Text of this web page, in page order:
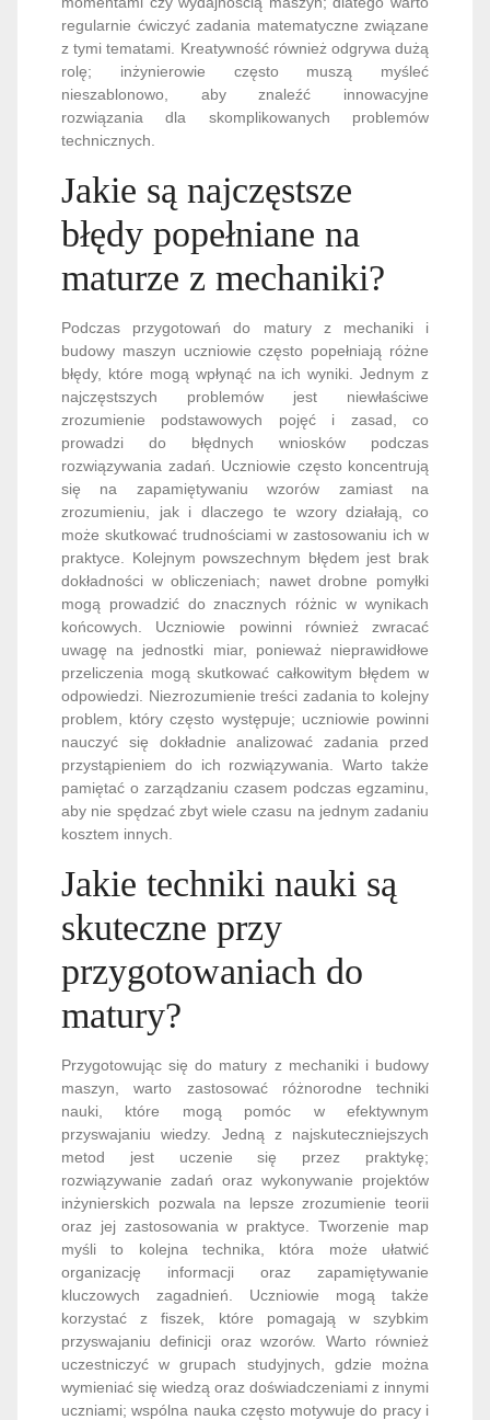
regularnie ćwiczyć zadania matematyczne związane
z tymi tematami. Kreatywność również odgrywa dużą
rolę; inżynierowie często muszą myśleć
nieszablonowo, aby znaleźć innowacyjne
rozwiązania dla skomplikowanych problemów
technicznych.
Jakie są najczęstsze
błędy popełniane na
maturze z mechaniki?
Podczas przygotowań do matury z mechaniki i
budowy maszyn uczniowie często popełniają różne
błędy, które mogą wpłynąć na ich wyniki. Jednym z
najczęstszych problemów jest niewłaściwe
zrozumienie podstawowych pojęć i zasad, co
prowadzi do błędnych wniosków podczas
rozwiązywania zadań. Uczniowie często koncentrują
się na zapamiętywaniu wzorów zamiast na
zrozumieniu, jak i dlaczego te wzory działają, co
może skutkować trudnościami w zastosowaniu ich w
praktyce. Kolejnym powszechnym błędem jest brak
dokładności w obliczeniach; nawet drobne pomyłki
mogą prowadzić do znacznych różnic w wynikach
końcowych. Uczniowie powinni również zwracać
uwagę na jednostki miar, ponieważ nieprawidłowe
przeliczenia mogą skutkować całkowitym błędem w
odpowiedzi. Niezrozumienie treści zadania to kolejny
problem, który często występuje; uczniowie powinni
nauczyć się dokładnie analizować zadania przed
przystąpieniem do ich rozwiązywania. Warto także
pamiętać o zarządzaniu czasem podczas egzaminu,
aby nie spędzać zbyt wiele czasu na jednym zadaniu
kosztem innych.
Jakie techniki nauki są
skuteczne przy
przygotowaniach do
matury?
Przygotowując się do matury z mechaniki i budowy
maszyn, warto zastosować różnorodne techniki
nauki, które mogą pomóc w efektywnym
przyswajaniu wiedzy. Jedną z najskuteczniejszych
metod jest uczenie się przez praktykę;
rozwiązywanie zadań oraz wykonywanie projektów
inżynierskich pozwala na lepsze zrozumienie teorii
oraz jej zastosowania w praktyce. Tworzenie map
myśli to kolejna technika, która może ułatwić
organizację informacji oraz zapamiętywanie
kluczowych zagadnień. Uczniowie mogą także
korzystać z fiszek, które pomagają w szybkim
przyswajaniu definicji oraz wzorów. Warto również
uczestniczyć w grupach studyjnych, gdzie można
wymieniać się wiedzą oraz doświadczeniami z innymi
uczniami; wspólna nauka często motywuje do pracy i